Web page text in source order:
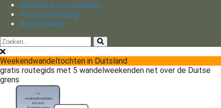
Algemene voorwaarden
Privacyverklaring
Retourbeleid
Weekendwandeltochten in Duitsland
gratis routegids met 5 wandelweekenden net over de Duitse
grens